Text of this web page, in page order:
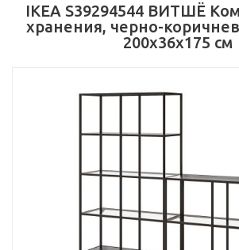
IKEA S39294544 ВИТШЁ
хранения, черно-
200x36x175 см